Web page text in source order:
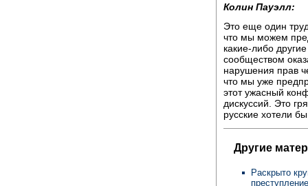
Колин Пауэлл:
Это еще один
что мы можем
какие-либо
сообществом
нарушения прав
что мы уже
этот ужасный
дискуссий. Это
русские хотели
Другие
Раскрыто